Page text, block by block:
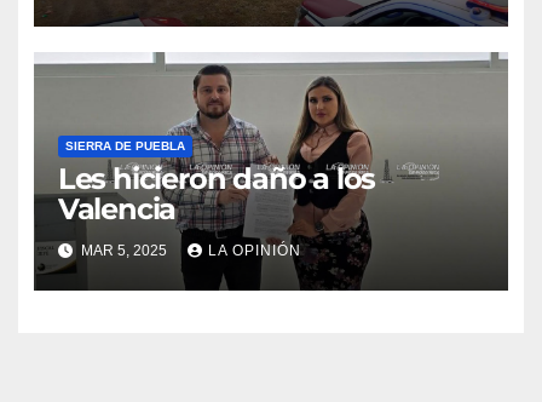
SIERRA DE PUEBLA
Les hicieron daño a los
Valencia
MAR 5, 2025 LA OPINIÓN